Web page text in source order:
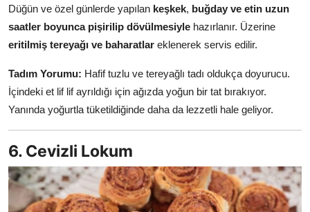
Düğün ve özel günlerde yapılan keşkek, buğday ve etin uzun
saatler boyunca pişirilip dövülmesiyle hazırlanır. Üzerine
eritilmiş tereyağı ve baharatlar eklenerek servis edilir.
Tadım Yorumu: Hafif tuzlu ve tereyağlı tadı oldukça doyurucu.
İçindeki et lif lif ayrıldığı için ağızda yoğun bir tat bırakıyor.
Yanında yoğurtla tüketildiğinde daha da lezzetli hale geliyor.
6. Cevizli Lokum